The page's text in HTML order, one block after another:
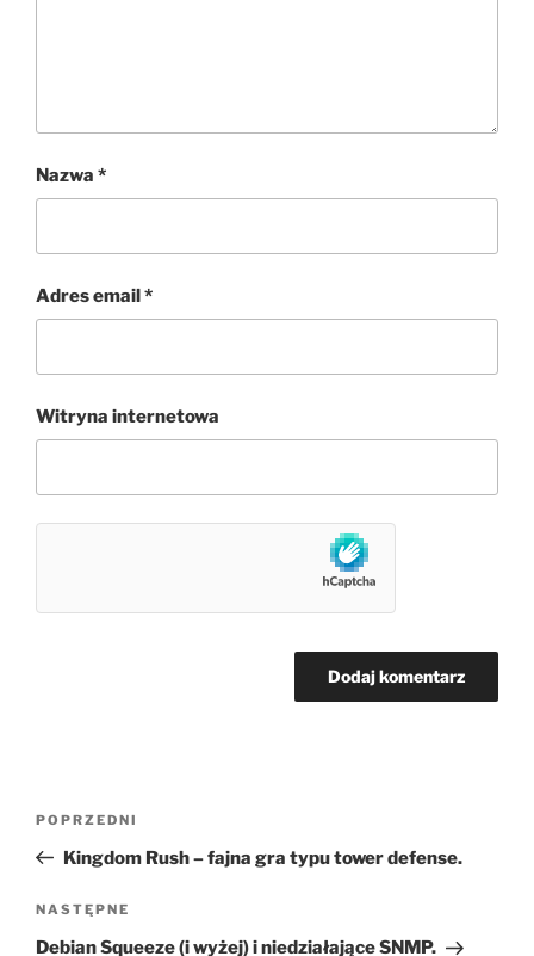
Nazwa *
Adres email*
Witryna internetowa
Poprzedni
wpis
POPRZEDNI
Kingdom Rush – fajna gra typu tower defense.
Następny
wpis
NASTĘPNE
Debian Squeeze (i wyżej) i niedziałające SNMP.